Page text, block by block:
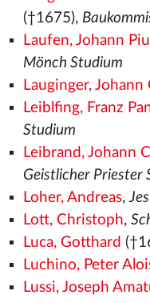
(†1675),
Laufen, Johann
Mönch Studium
Lauginger, Johann
Leiblfing, Franz
Studium
Leibrand, Johann
Geistlicher Priester
Loher, Andreas,
Lott, Christoph,
Luca, Gotthard
Luchino, Peter
Lussi, Joseph